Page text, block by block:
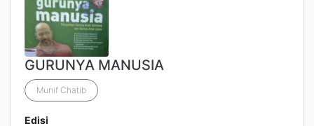
GURUNYA MANUSIA
Munif Chatib
Edisi